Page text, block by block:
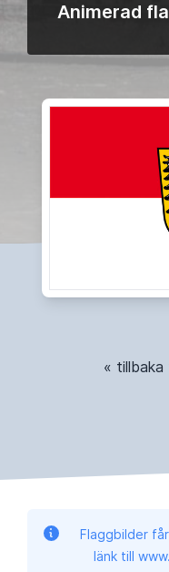
Animerad
« tillbaka
Flaggbilder
länk till